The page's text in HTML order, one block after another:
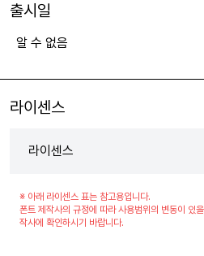
출시일
알 수 없음
라이센스
라이센스
※ 아래 라이센스 표는 참고용입니다.
폰트 제작사의 규정에 따라 사용범위의 변동이 있
작사에 확인하시기 바랍니다.